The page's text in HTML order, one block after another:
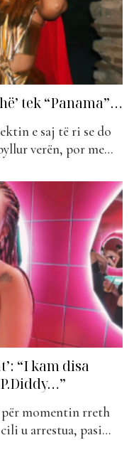
tek “Panama”…
e saj të ri se do
verën, por me
gusht dhe në
këngë ‘e nxehtë’...
“I kam disa
momentin rreth
u arrestua, pasi